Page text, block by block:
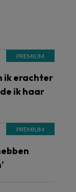
ik erachter
ik haar